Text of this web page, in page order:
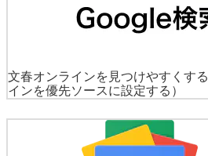
文春オンラインを見つけやすくする
インを優先ソースに設定する）